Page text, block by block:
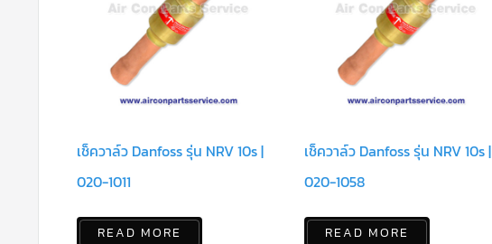
เช็ควาล์ว Danfoss รุ่น NRV 10s |
020-1011
READ MORE
เช็ควาล์ว Danfoss รุ่น NRV 10s |
020-1058
READ MORE